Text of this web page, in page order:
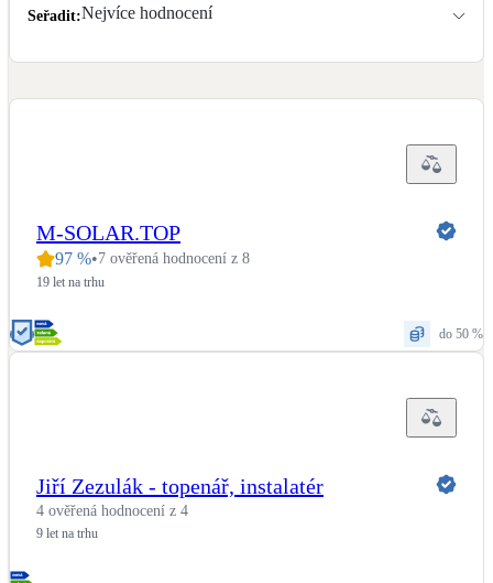
Teplovzdušné vytápění
Rekonstrukce
Novostavby
Seřadit:Nejvíce hodnocení
M-SOLAR.TOP
97 %•7 ověřená hodnocení z 8
19 let na trhu
do 50 %
Jiří Zezulák - topenář, instalatér
4 ověřená hodnocení z 4
9 let na trhu